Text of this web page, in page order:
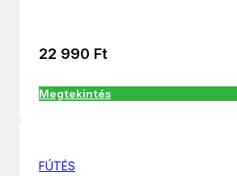
22 990 Ft
Megtekintés
FÚTÉS